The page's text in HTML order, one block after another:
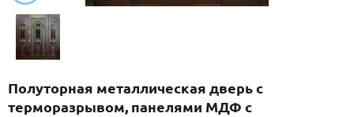
С реечным дизайном(29)
ПО НАЗНАЧЕНИЮ
ПО КОНСТРУКЦИИ
Полуторная металлическая дверь с
терморазрывом, панелями МДФ с